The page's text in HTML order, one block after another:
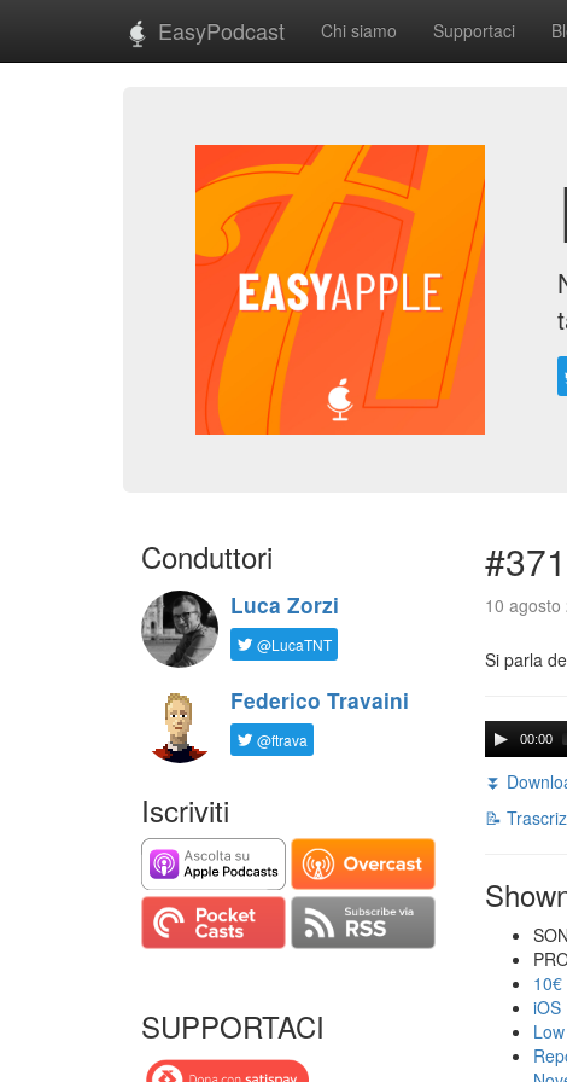
EasyPodcast Chi siamo Supportaci
Conduttori
Luca Zorzi
@LucaTNT
Federico Travaini
@ftrava
Iscriviti
SUPPORTACI
10
Si parla
00:00
⏬
📝
iOS